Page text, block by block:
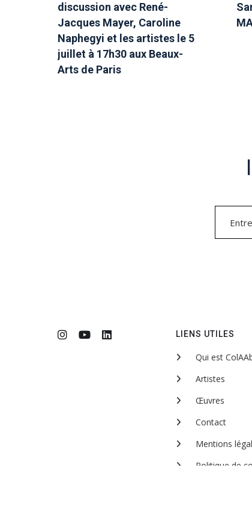
discussion avec René-
Jacques Mayer, Caroline
Naphegyi et les artistes le 5
juillet à 17h30 aux Beaux-
Arts de Paris
LIENS UTILES
Qui est
Artistes
Œuvres
Contact
Mentions
Politique de